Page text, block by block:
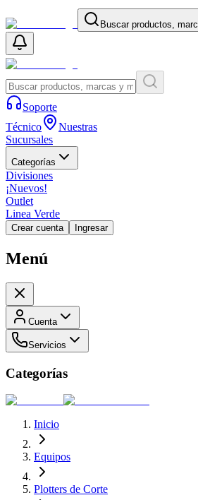
Buscar productos,
Soporte
Técnico
Nuestras
Sucursales
Categorías
Divisiones
¡Nuevos!
Outlet
Linea Verde
Crear cuenta Ingresar
Menú
Cuenta
Servicios
Categorías
Inicio
Equipos
Plotters de Corte